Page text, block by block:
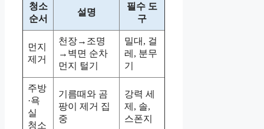
청소
순서
설명
필수 도
구
먼지
제거
천장→조명
→벽면 순차
먼지 털기
밀대, 걸
레, 분무
기
주방
·욕
실
청소
기름때와 곰
팡이 제거 집
중
강력 세
제, 솔,
스폰지